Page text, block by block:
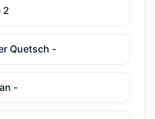
2
Quetsch -
-